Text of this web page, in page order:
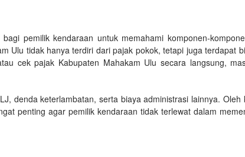
pemilik kendaraan untuk memahami komponen-
Ulu tidak hanya terdiri dari pajak pokok, tetapi juga terdapat
cek pajak Kabupaten Mahakam Ulu secara langsung,
denda keterlambatan, serta biaya administrasi lainnya. Oleh
penting agar pemilik kendaraan tidak terlewat dalam